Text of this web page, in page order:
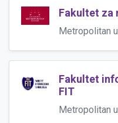
Fakultet za
Metropolitan
Fakultet
FIT
Metropolitan